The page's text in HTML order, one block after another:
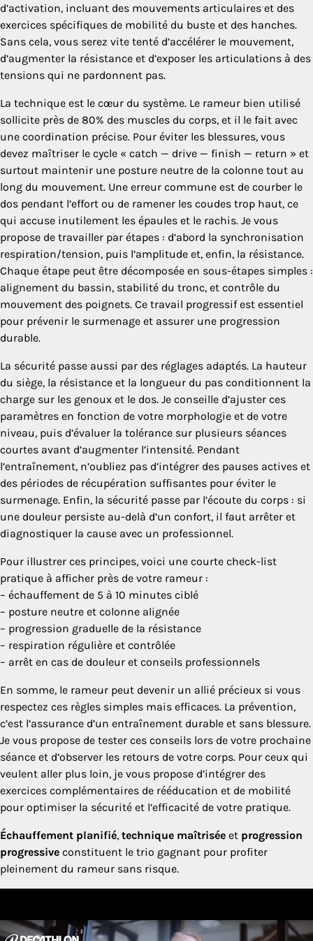
d’activation, incluant des mouvements articulaires et des
exercices spécifiques de mobilité du buste et des hanches.
Sans cela, vous serez vite tenté d’accélérer le mouvement,
d’augmenter la résistance et d’exposer les articulations à des
tensions qui ne pardonnent pas.
La technique est le cœur du système. Le rameur bien utilisé
sollicite près de 80% des muscles du corps, et il le fait avec
une coordination précise. Pour éviter les blessures, vous
devez maîtriser le cycle « catch — drive — finish — return » et
surtout maintenir une posture neutre de la colonne tout au
long du mouvement. Une erreur commune est de courber le
dos pendant l’effort ou de ramener les coudes trop haut, ce
qui accuse inutilement les épaules et le rachis. Je vous
propose de travailler par étapes : d’abord la synchronisation
respiration/tension, puis l’amplitude et, enfin, la résistance.
Chaque étape peut être décomposée en sous-étapes simples :
alignement du bassin, stabilité du tronc, et contrôle du
mouvement des poignets. Ce travail progressif est essentiel
pour prévenir le surmenage et assurer une progression
durable.
La sécurité passe aussi par des réglages adaptés. La hauteur
du siège, la résistance et la longueur du pas conditionnent la
charge sur les genoux et le dos. Je conseille d’ajuster ces
paramètres en fonction de votre morphologie et de votre
niveau, puis d’évaluer la tolérance sur plusieurs séances
courtes avant d’augmenter l’intensité. Pendant
l’entraînement, n’oubliez pas d’intégrer des pauses actives et
des périodes de récupération suffisantes pour éviter le
surmenage. Enfin, la sécurité passe par l’écoute du corps : si
une douleur persiste au-delà d’un confort, il faut arrêter et
diagnostiquer la cause avec un professionnel.
Pour illustrer ces principes, voici une courte check-list
pratique à afficher près de votre rameur :
– échauffement de 5 à 10 minutes ciblé
– posture neutre et colonne alignée
– progression graduelle de la résistance
– respiration régulière et contrôlée
– arrêt en cas de douleur et conseils professionnels
En somme, le rameur peut devenir un allié précieux si vous
respectez ces règles simples mais efficaces. La prévention,
c’est l’assurance d’un entraînement durable et sans blessure.
Je vous propose de tester ces conseils lors de votre prochaine
séance et d’observer les retours de votre corps. Pour ceux qui
veulent aller plus loin, je vous propose d’intégrer des
exercices complémentaires de rééducation et de mobilité
pour optimiser la sécurité et l’efficacité de votre pratique.
Échauffement planifié, technique maîtrisée et progression
progressive constituent le trio gagnant pour profiter
pleinement du rameur sans risque.